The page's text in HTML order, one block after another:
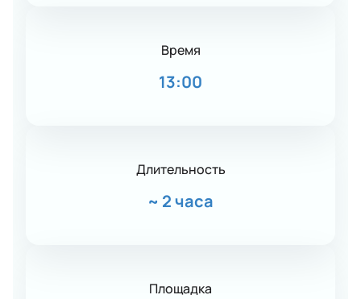
Время
13:00
Длительность
~ 2 часа
Площадка